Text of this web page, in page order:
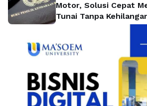
Motor, Solusi Cepat
Tunai Tanpa